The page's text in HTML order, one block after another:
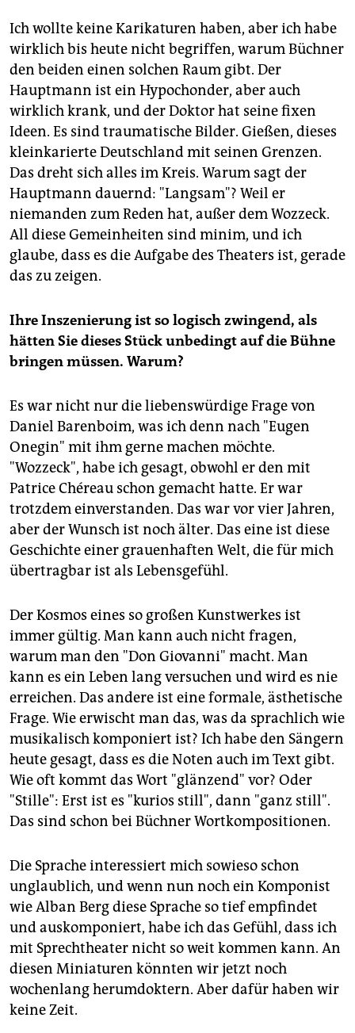
Ich wollte keine Karikaturen haben, aber ich habe
wirklich bis heute nicht begriffen, warum Büchner
den beiden einen solchen Raum gibt. Der
Hauptmann ist ein Hypochonder, aber auch
wirklich krank, und der Doktor hat seine fixen
Ideen. Es sind traumatische Bilder. Gießen, dieses
kleinkarierte Deutschland mit seinen Grenzen.
Das dreht sich alles im Kreis. Warum sagt der
Hauptmann dauernd: "Langsam"? Weil er
niemanden zum Reden hat, außer dem Wozzeck.
All diese Gemeinheiten sind minim, und ich
glaube, dass es die Aufgabe des Theaters ist, gerade
das zu zeigen.
Ihre Inszenierung ist so logisch zwingend, als
hätten Sie dieses Stück unbedingt auf die Bühne
bringen müssen. Warum?
Es war nicht nur die liebenswürdige Frage von
Daniel Barenboim, was ich denn nach "Eugen
Onegin" mit ihm gerne machen möchte.
"Wozzeck", habe ich gesagt, obwohl er den mit
Patrice Chéreau schon gemacht hatte. Er war
trotzdem einverstanden. Das war vor vier Jahren,
aber der Wunsch ist noch älter. Das eine ist diese
Geschichte einer grauenhaften Welt, die für mich
übertragbar ist als Lebensgefühl.
Der Kosmos eines so großen Kunstwerkes ist
immer gültig. Man kann auch nicht fragen,
warum man den "Don Giovanni" macht. Man
kann es ein Leben lang versuchen und wird es nie
erreichen. Das andere ist eine formale, ästhetische
Frage. Wie erwischt man das, was da sprachlich wie
musikalisch komponiert ist? Ich habe den Sängern
heute gesagt, dass es die Noten auch im Text gibt.
Wie oft kommt das Wort "glänzend" vor? Oder
"Stille": Erst ist es "kurios still", dann "ganz still".
Das sind schon bei Büchner Wortkompositionen.
Die Sprache interessiert mich sowieso schon
unglaublich, und wenn nun noch ein Komponist
wie Alban Berg diese Sprache so tief empfindet
und auskomponiert, habe ich das Gefühl, dass ich
mit Sprechtheater nicht so weit kommen kann. An
diesen Miniaturen könnten wir jetzt noch
wochenlang herumdoktern. Aber dafür haben wir
keine Zeit.